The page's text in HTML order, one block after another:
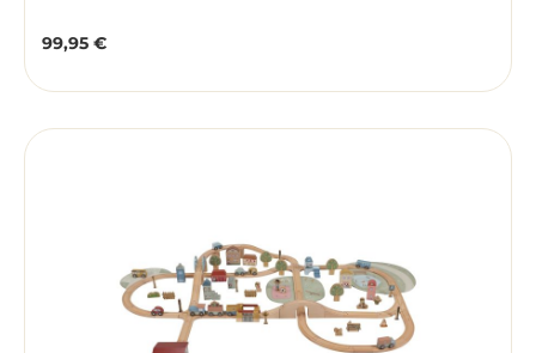
Regulärer Preis:
99,95 €